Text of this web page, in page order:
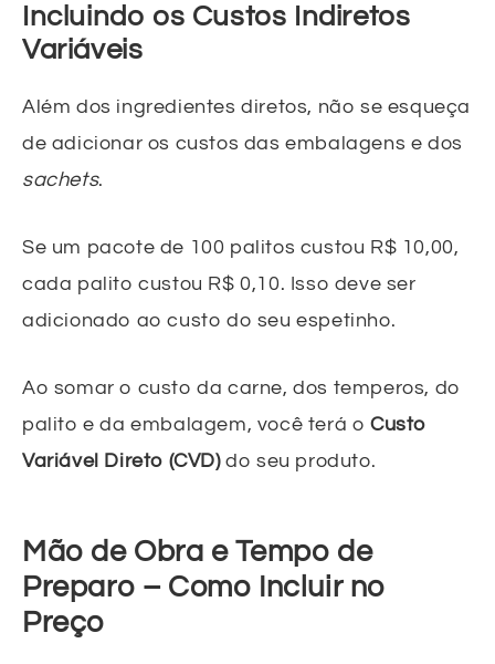
Incluindo os Custos Indiretos
Variáveis
Além dos ingredientes diretos, não se esqueça
de adicionar os custos das embalagens e dos
sachets.
Se um pacote de 100 palitos custou R$ 10,00,
cada palito custou R$ 0,10. Isso deve ser
adicionado ao custo do seu espetinho.
Ao somar o custo da carne, dos temperos, do
palito e da embalagem, você terá oCusto
Variável Direto (CVD)do seu produto.
Mão de Obra e Tempo de
Preparo – Como Incluir no
Preço